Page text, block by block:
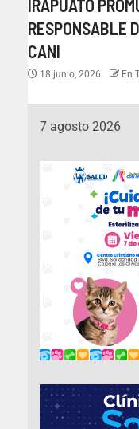
IRAPUATO
RESPONSABLE
CANI
18 junio, 2026 En
7 agosto 2026